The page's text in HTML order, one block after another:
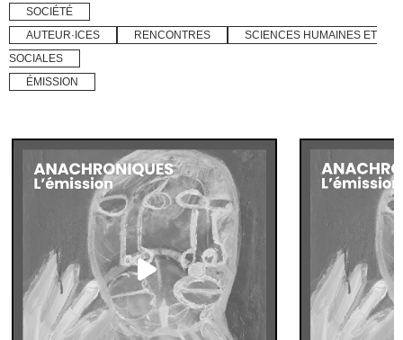
SOCIÉTÉ
AUTEUR·ICES
RENCONTRES
SCIENCES HUMAINES ET
SOCIALES
ÉMISSION